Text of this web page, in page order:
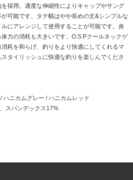
採用。適度な伸縮性によりキャップやサング
可能です。タテ幅はやや長めの丈&シンプルな
にアレンジして使用することが可能です。炎
力の消耗も大きいです。O.S.Pクールネックゲ
耗を和らげ、釣りをより快適にしてくれるマ
タイリッシュに快適な釣りを楽しんでくださ
ハニカムグレー / ハニカムレッド
スパンデックス17%